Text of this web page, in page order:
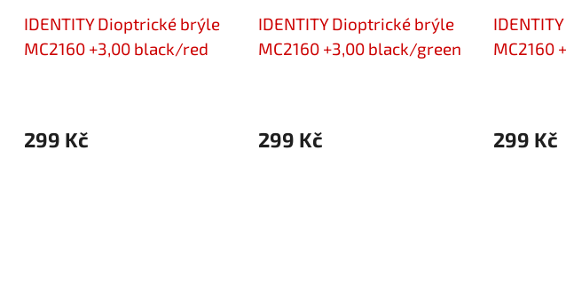
IDENTITY Dioptrické brýle
MC2160 +3,00 black/red
299 Kč
IDENTITY Dioptrické brýle
MC2160 +3,00 black/green
299 Kč
MC2160
299 Kč